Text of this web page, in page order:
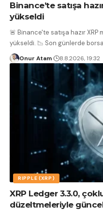
Binance’te satışa
yükseldi
🚨 Binance'te satışa hazır XRP
yükseldi. 📉 Son günlerde
Onur Atam 8.8.2026, 19:32
RIPPLE (XRP)
XRP Ledger 3.3.0,
düzeltmeleriyle